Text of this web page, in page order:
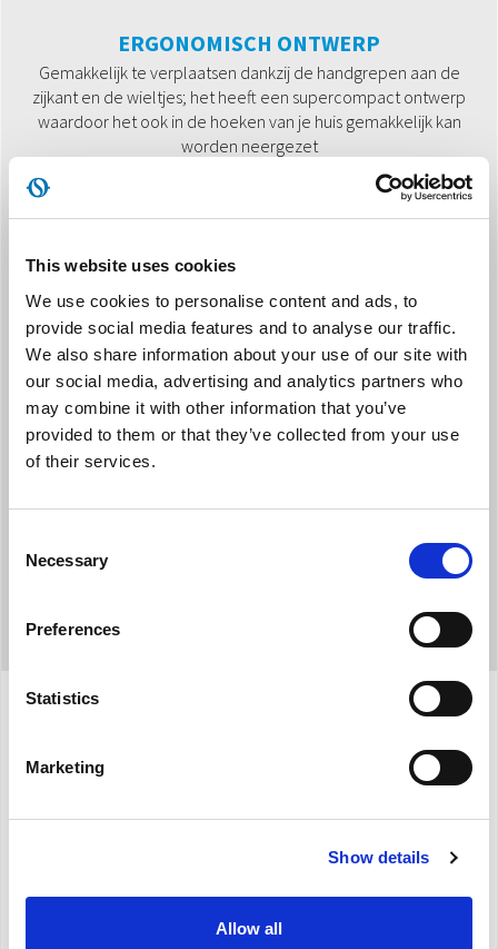
This website uses cookies
We use cookies to personalise content and ads, to
provide social media features and to analyse our traffic.
We also share information about your use of our site with
our social media, advertising and analytics partners who
may combine it with other information that you’ve
provided to them or that they’ve collected from your use
of their services.
Selection
Necessary
Preferences
Statistics
Marketing
Show details
Allow all
ERGONOMISCH ONTWERP
Gemakkelijk te verplaatsen dankzij de handgrepen aan de
zijkant en de wieltjes; het heeft een supercompact ontwerp
waardoor het ook in de hoeken van je huis gemakkelijk kan
worden neergezet
MEMORY
De luchtvochtigheid kan op afstand worden gemeten via de OS
Home-app, waardoor je het comfort in huis nog gemakkelijker,
nauwkeuriger en persoonlijker kunt regelen.
Specificaties
Dagelijkse timerinstelling